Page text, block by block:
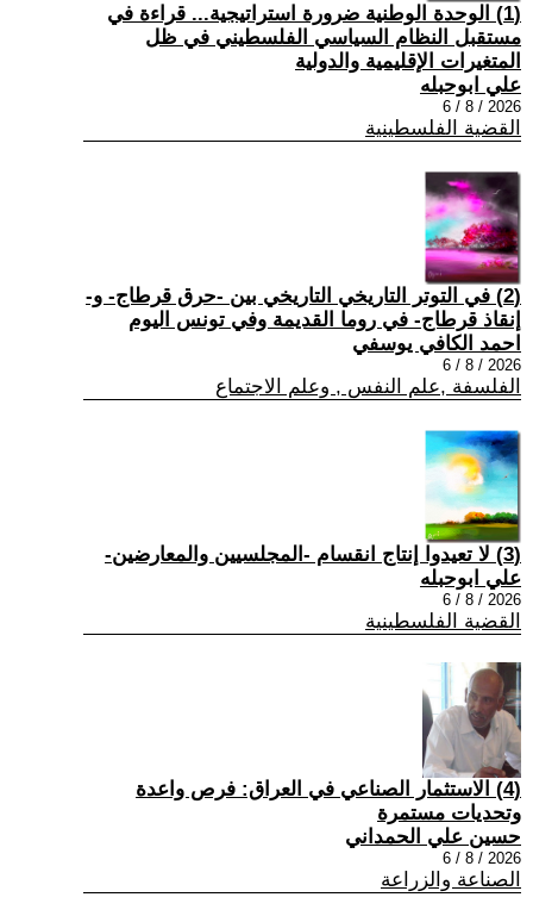
(1) الوحدة الوطنية ضرورة استراتيجية... قراءة في
مستقبل النظام السياسي الفلسطيني في ظل
المتغيرات الإقليمية والدولية
علي ابوحبله
2026 / 8 / 6
القضية الفلسطينية
(2) في التوتر التاريخي التاريخي بين -حرق قرطاج- و-
إنقاذ قرطاج- في روما القديمة وفي تونس اليوم
احمد الكافي يوسفي
2026 / 8 / 6
الفلسفة ,علم النفس , وعلم الاجتماع
(3) لا تعيدوا إنتاج انقسام -المجلسيين والمعارضين-
علي ابوحبله
2026 / 8 / 6
القضية الفلسطينية
(4) الاستثمار الصناعي في العراق: فرص واعدة
وتحديات مستمرة
حسين علي الحمداني
2026 / 8 / 6
الصناعة والزراعة